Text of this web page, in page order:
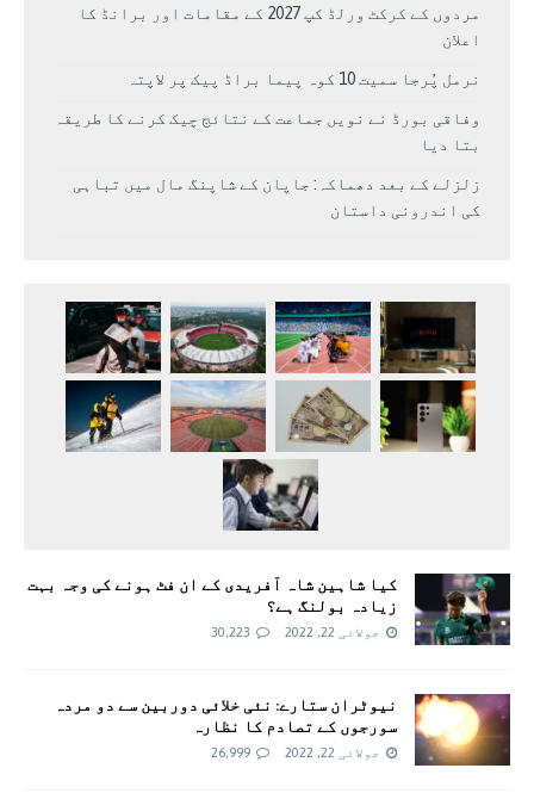
مردوں کے کرکٹ ورلڈ کپ 2027 کے مقامات اور برانڈ کا
اعلان
نرمل پُرجا سمیت 10 کوہ پیما براڈ پیک پر لاپتہ
وفاقی بورڈ نے نویں جماعت کے نتائج چیک کرنے کا طریقہ
بتا دیا
زلزلے کے بعد دھماکہ: جاپان کے شاپنگ مال میں تباہی
کی اندرونی داستان
کیا شاہین شاہ آفریدی کے ان فٹ ہونے کی وجہ بہت
زیادہ بولنگ ہے؟
جولائی 22, 2022 30,223
نیوٹران ستارے: نئی خلائی دوربین سے دو مردہ
سورجوں کے تصادم کا نظارہ
جولائی 22, 2022 26,999